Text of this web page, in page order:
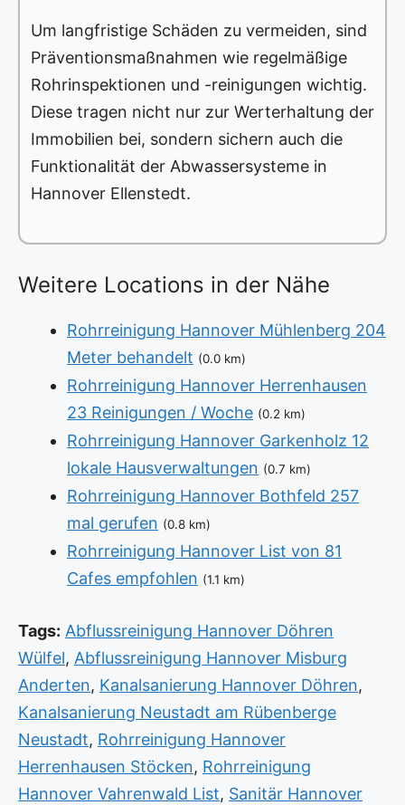
Um langfristige Schäden zu vermeiden, sind
Präventionsmaßnahmen wie regelmäßige
Rohrinspektionen und -reinigungen wichtig.
Diese tragen nicht nur zur Werterhaltung der
Immobilien bei, sondern sichern auch die
Funktionalität der Abwassersysteme in
Hannover Ellenstedt.
Weitere Locations in der Nähe
Rohrreinigung Hannover Mühlenberg 204
Meter behandelt (0.0 km)
Rohrreinigung Hannover Herrenhausen
23 Reinigungen / Woche (0.2 km)
Rohrreinigung Hannover Garkenholz 12
lokale Hausverwaltungen (0.7 km)
Rohrreinigung Hannover Bothfeld 257
mal gerufen (0.8 km)
Rohrreinigung Hannover List von 81
Cafes empfohlen (1.1 km)
Tags: Abflussreinigung Hannover Döhren
Wülfel, Abflussreinigung Hannover Misburg
Anderten, Kanalsanierung Hannover Döhren,
Kanalsanierung Neustadt am Rübenberge
Neustadt, Rohrreinigung Hannover
Herrenhausen Stöcken, Rohrreinigung
Hannover Vahrenwald List, Sanitär Hannover